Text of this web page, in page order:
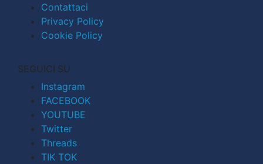
Contattaci
Privacy Policy
Cookie Policy
SEGUICI SU
Instagram
FACEBOOK
YOUTUBE
Twitter
Threads
TIK TOK